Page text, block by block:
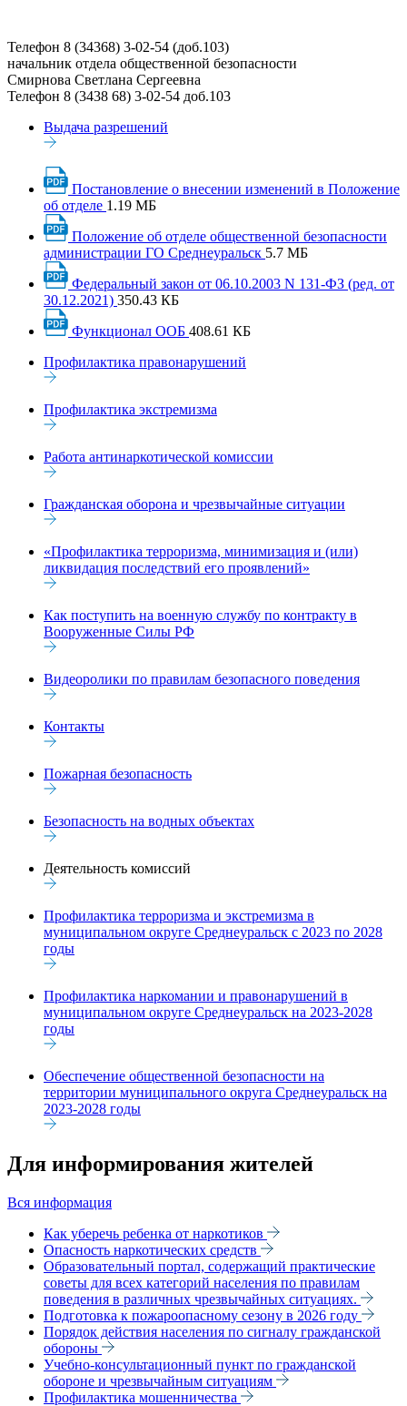
Телефон 8 (34368) 3-02-54 (доб.103)
начальник отдела общественной безопасности
Смирнова Светлана Сергеевна
Телефон 8 (3438 68) 3-02-54 доб.103
Выдача разрешений
Постановление о внесении изменений в Положение
об отделе 1.19 МБ
Положение об отделе общественной безопасности
администрации ГО Среднеуральск 5.7 МБ
Федеральный закон от 06.10.2003 N 131-ФЗ (ред. от
30.12.2021) 350.43 КБ
Функционал ООБ 408.61 КБ
Профилактика правонарушений
Профилактика экстремизма
Работа антинаркотической комиссии
Гражданская оборона и чрезвычайные ситуации
«Профилактика терроризма, минимизация и (или)
ликвидация последствий его проявлений»
Как поступить на военную службу по контракту в
Вооруженные Силы РФ
Видеоролики по правилам безопасного поведения
Контакты
Пожарная безопасность
Безопасность на водных объектах
Деятельность комиссий
Профилактика терроризма и экстремизма в
муниципальном округе Среднеуральск с 2023 по 2028
годы
Профилактика наркомании и правонарушений в
муниципальном округе Среднеуральск на 2023-2028
годы
Обеспечение общественной безопасности на
территории муниципального округа Среднеуральск на
2023-2028 годы
Для информирования жителей
Вся информация
Как уберечь ребенка от наркотиков
Опасность наркотических средств
Образовательный портал, содержащий практические
советы для всех категорий населения по правилам
поведения в различных чрезвычайных ситуациях.
Подготовка к пожароопасному сезону в 2026 году
Порядок действия населения по сигналу гражданской
обороны
Учебно-консультационный пункт по гражданской
обороне и чрезвычайным ситуациям
Профилактика мошенничества